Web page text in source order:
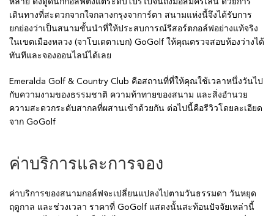
หลาย ดึงดูดนักกอล์ฟตั้งแต่ระดับโปรไปจนถึงมือสมัครเล่น ด้วยการ
เดินทางที่สะดวกจากใจกลางกรุงจาการ์ตา สนามแห่งนี้จึงได้รับการ
ยกย่องว่าเป็นสนามชั้นนำที่ให้ประสบการณ์รีสอร์ตกอล์ฟอย่างแท้จริง
ในเขตเมืองหลวง (จาโบเดตาเบก) GoGolf ให้คุณตรวจสอบห้องว่างได้
ทันทีและจองออนไลน์ได้เลย
Emeralda Golf & Country Club คือสถานที่ที่ให้คุณใช้เวลาหนึ่งวันไป
กับความงามของธรรมชาติ ความท้าทายของสนาม และสิ่งอำนวย
ความสะดวกระดับสากลที่ผสานเข้าด้วยกัน ต่อไปนี้คือรีวิวโดยละเอียด
จาก GoGolf
ค่าบริการและการจอง
ค่าบริการของสนามกอล์ฟจะเปลี่ยนแปลงไปตามวันธรรมดา วันหยุด
ฤดูกาล และช่วงเวลา ราคาที่ GoGolf แสดงนั้นสะท้อนปัจจัยเหล่านี้